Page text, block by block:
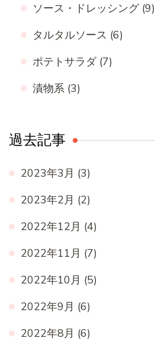
ソース・ドレッシング(9)
タルタルソース (6)
ポテトサラダ (7)
漬物系 (3)
過去記事
2023年3月 (3)
2023年2月 (2)
2022年12月 (4)
2022年11月 (7)
2022年10月 (5)
2022年9月 (6)
2022年8月 (6)